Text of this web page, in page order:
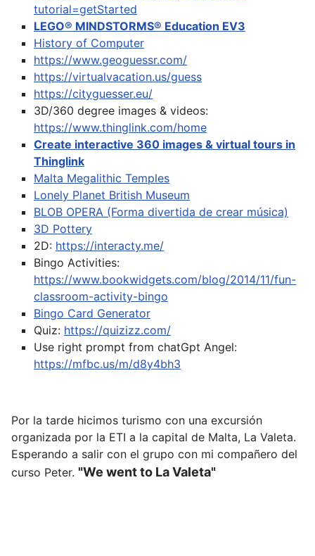
tutorial=getStarted
LEGO® MINDSTORMS® Education EV3
History of Computer
https://www.geoguessr.com/
https://virtualvacation.us/guess
https://cityguesser.eu/
3D/360 degree images & videos:
https://www.thinglink.com/home
Create interactive 360 images & virtual tours in
Thinglink
Malta Megalithic Temples
Lonely Planet British Museum
BLOB OPERA (Forma divertida de crear música)
3D Pottery
2D: https://interacty.me/
Bingo Activities:
https://www.bookwidgets.com/blog/2014/11/fun-
classroom-activity-bingo
Bingo Card Generator
Quiz: https://quizizz.com/
Use right prompt from chatGpt Angel:
https://mfbc.us/m/d8y4bh3
Por la tarde hicimos turismo con una excursión
organizada por la ETI a la capital de Malta, La Valeta.
Esperando a salir con el grupo con mi compañero del
curso Peter. "We went to La Valeta"